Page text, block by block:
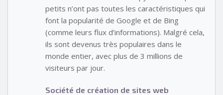
petits n’ont pas toutes les caractéristiques qui
font la popularité de Google et de Bing
(comme leurs flux d’informations). Malgré cela,
ils sont devenus très populaires dans le
monde entier, avec plus de 3 millions de
visiteurs par jour.
Société de création de sites web